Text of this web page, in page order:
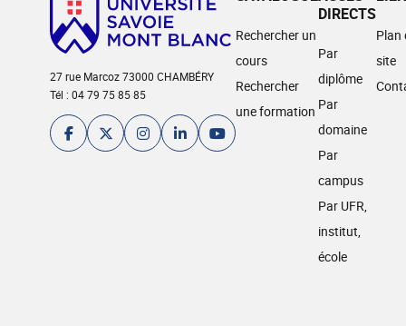
27 rue Marcoz 73000 CHAMBÉRY
Tél : 04 79 75 85 85
Rechercher un
cours
Rechercher
une formation
DIRECTS
Par
diplôme
Par
domaine
Par
campus
Par UFR,
institut,
école
Plan
site